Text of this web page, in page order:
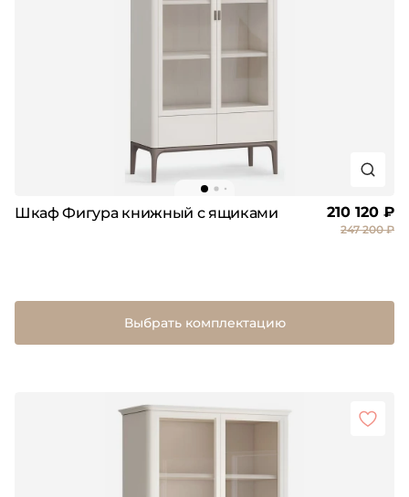
Шкаф Фигура книжный с ящиками 210 120 ₽
247 200 ₽
Выбрать комплектацию